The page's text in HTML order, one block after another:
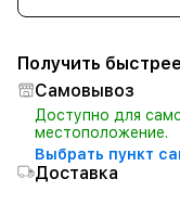
Получить быстрее
Самовывоз
Доступно для
местоположение.
Выбрать пункт
Доставка